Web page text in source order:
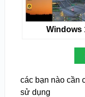
Windows
các bạn nào cần
sử dụng